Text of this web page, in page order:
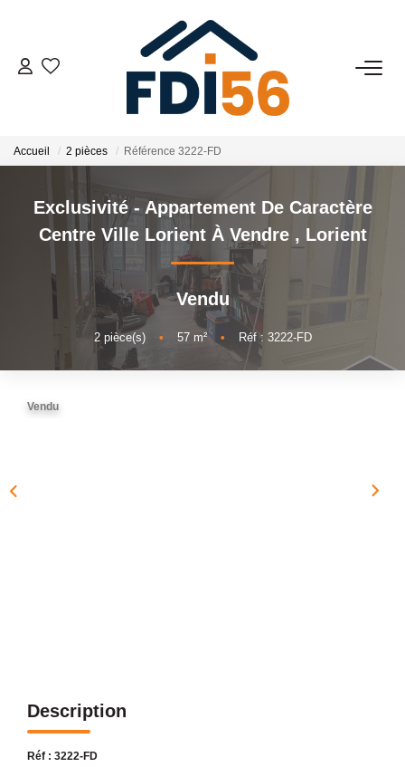
02 97 81 41 39
VENTES
Prestiges
Investisseurs
LOCATIONS
ESTIMATION
Accueil 2 pièces Référence 3222-FD
Exclusivité - Appartement De Caractère
Centre Ville Lorient À Vendre , Lorient
Vendu
2pièce(s) • 57m² • Réf : 3222-FD
Vendu
Description
Réf : 3222-FD